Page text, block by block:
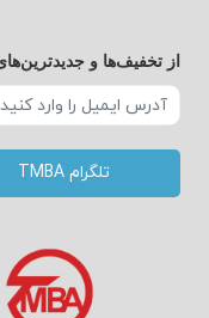
از تخفیف‌ها و
تلگرام TMBA